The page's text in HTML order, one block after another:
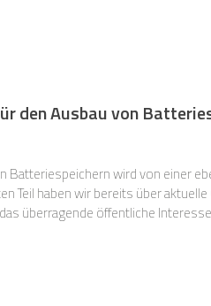
den Ausbau von
Batteriespeichern wird von einer
überragende öffentliche